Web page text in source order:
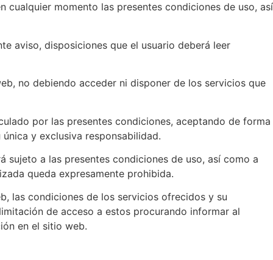
momento las presentes condiciones de uso, así
aviso, disposiciones que el usuario deberá leer
no debiendo acceder ni disponer de los servicios que
por las presentes condiciones, aceptando de forma
y exclusiva responsabilidad.
sujeto a las presentes condiciones de uso, así como a
queda expresamente prohibida.
las condiciones de los servicios ofrecidos y su
de acceso a estos procurando informar al
en el sitio web.